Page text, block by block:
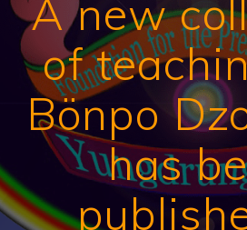
A new
of
Bönpo
has